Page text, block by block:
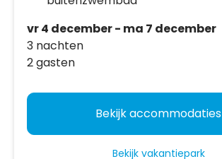
vr 4 december - ma 7 december
3 nachten
2 gasten
Bekijk accommodaties
Bekijk vakantiepark